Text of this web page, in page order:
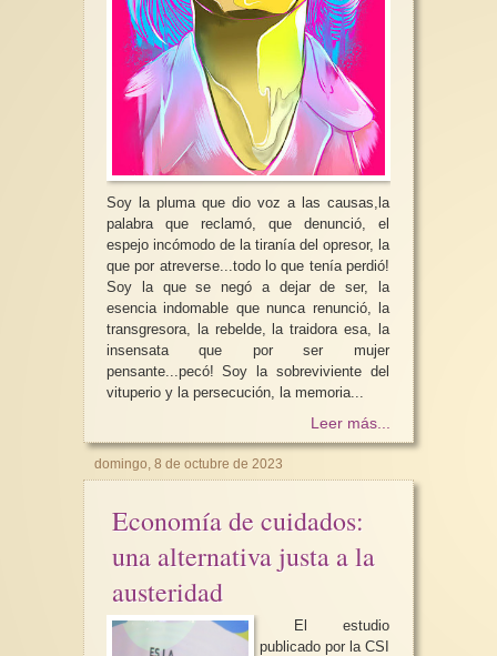
Soy la pluma que dio voz a las causas,la
palabra que reclamó, que denunció, el
espejo incómodo de la tiranía del opresor, la
que por atreverse...todo lo que tenía perdió!
Soy la que se negó a dejar de ser, la
esencia indomable que nunca renunció, la
transgresora, la rebelde, la traidora esa, la
insensata que por ser mujer
pensante...pecó! Soy la sobreviviente del
vituperio y la persecución, la memoria...
Leer más...
domingo, 8 de octubre de 2023
Economía de cuidados:
una alternativa justa a la
austeridad
El estudio
publicado por la CSI
Conociendo el cuerpo de la mujer
Falta de evidencia Se podría
son áreas desconocidas...
El Tribunal de Irán
condena más para la
de la Paz, Narges
La represión
la persecución y el
encarcelamiento, la